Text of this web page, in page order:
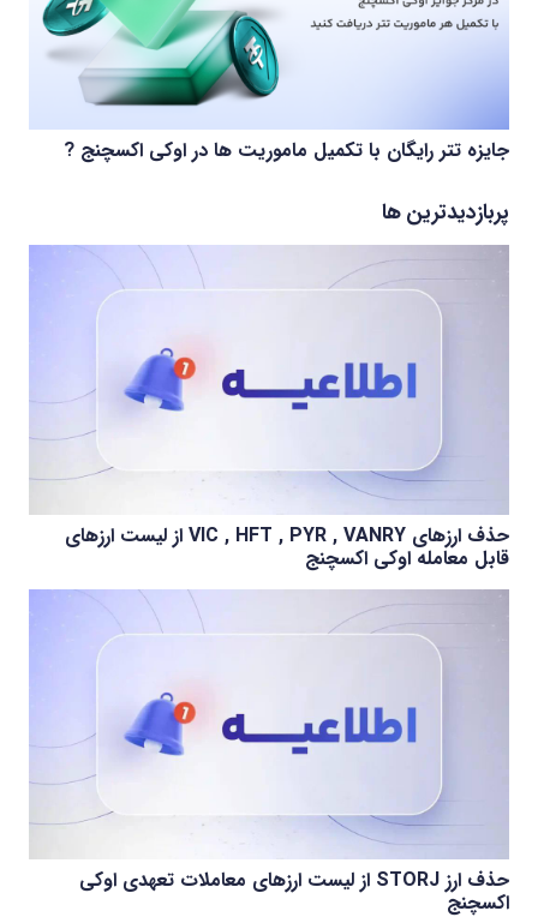
جایزه تتر رایگان با تکمیل ماموریت ها در اوکی اکسچنج ?
پربازدیدترین ها
حذف ارزهای VIC , HFT , PYR , VANRY از لیست ارزهای
قابل معامله اوکی اکسچنج
حذف ارز STORJ از لیست ارزهای معاملات تعهدی اوکی
اکسچنج